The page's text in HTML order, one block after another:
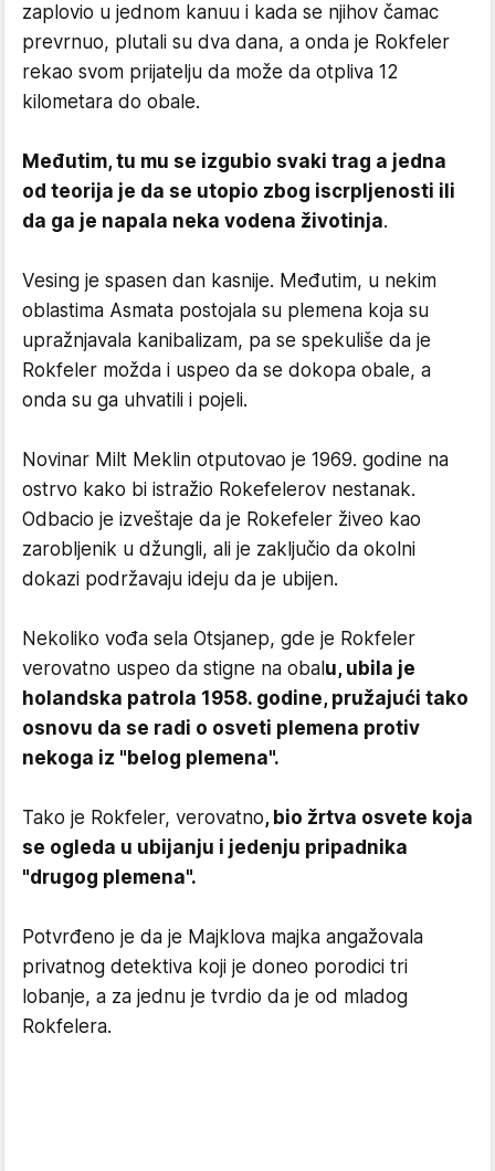
zaplovio u jednom kanuu i kada se njihov čamac
prevrnuo, plutali su dva dana, a onda je Rokfeler
rekao svom prijatelju da može da otpliva 12
kilometara do obale.
Međutim, tu mu se izgubio svaki trag a jedna
od teorija je da se utopio zbog iscrpljenosti ili
da ga je napala neka vodena životinja.
Vesing je spasen dan kasnije. Međutim, u nekim
oblastima Asmata postojala su plemena koja su
upražnjavala kanibalizam, pa se spekuliše da je
Rokfeler možda i uspeo da se dokopa obale, a
onda su ga uhvatili i pojeli.
Novinar Milt Meklin otputovao je 1969. godine na
ostrvo kako bi istražio Rokefelerov nestanak.
Odbacio je izveštaje da je Rokefeler živeo kao
zarobljenik u džungli, ali je zaključio da okolni
dokazi podržavaju ideju da je ubijen.
Nekoliko vođa sela Otsjanep, gde je Rokfeler
verovatno uspeo da stigne na obal u, ubila je
holandska patrola 1958. godine, pružajući tako
osnovu da se radi o osveti plemena protiv
nekoga iz "belog plemena".
Tako je Rokfeler, verovatno, bio žrtva osvete koja
se ogleda u ubijanju i jedenju pripadnika
"drugog plemena".
Potvrđeno je da je Majklova majka angažovala
privatnog detektiva koji je doneo porodici tri
lobanje, a za jednu je tvrdio da je od mladog
Rokfelera.